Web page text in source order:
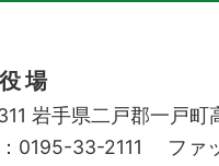
場
岩手県二戸郡一戸町
0195-33-2111
ファ